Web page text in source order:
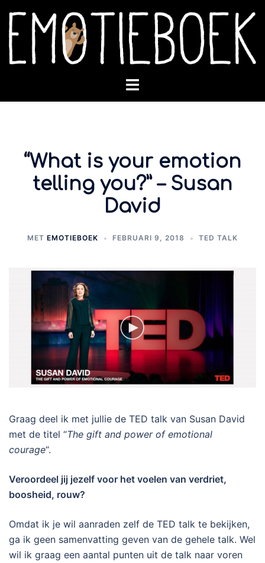
naar
inhoud
Toggle
“What is your emotion
telling you?” – Susan
David
MET EMOTIEBOEK FEBRUARI 9, 2018 TED TALK
Graag deel ik met jullie de TED talk van Susan David
met de titel “The gift and power of emotional
courage“.
Veroordeel jij jezelf voor het voelen van verdriet,
boosheid, rouw?
Omdat ik je wil aanraden zelf de TED talk te bekijken,
ga ik geen samenvatting geven van de gehele talk. Wel
wil ik graag een aantal punten uit de talk naar voren